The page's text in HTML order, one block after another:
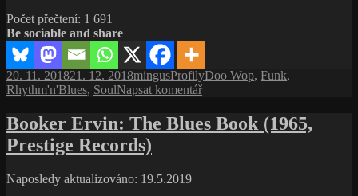
(1970,
Flying
Dutchman
Records)
jakmile
se
stanete
součástí
této
hudby,
to
vztah
nadosmrti
Počet přečtení: 1 691
Be sociable and share
Publikováno:
20. 11. 201821. 12. 2018Autor:
mingusRubriky:
ProfilyŠtítky:
Doo Wop, Funk,
Rhythm'n'Blues, SoulNapsat komentářpro
názvem
Booker Ervin: The Blues Book (1965,
Prestige Records)
Naposledy aktualizováno: 19.5.2019